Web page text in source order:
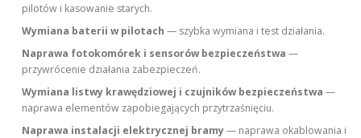
pilotów i kasowanie starych.
Wymiana baterii w pilotach — szybka wymiana i test działania.
Naprawa fotokomórek i sensorów bezpieczeństwa —
przywrócenie działania zabezpieczeń.
Wymiana listwy krawędziowej i czujników bezpieczeństwa —
naprawa elementów zapobiegających przytrzaśnięciu.
Naprawa instalacji elektrycznej bramy— naprawa okablowania i